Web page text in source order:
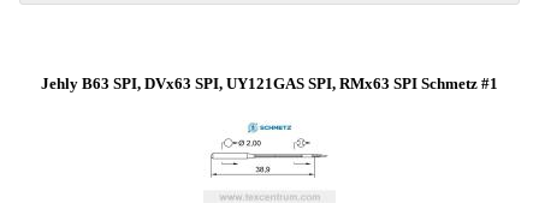
Jehly B63 SPI, DVx63 SPI, UY121GAS SPI, RMx63 SPI Schmetz #1